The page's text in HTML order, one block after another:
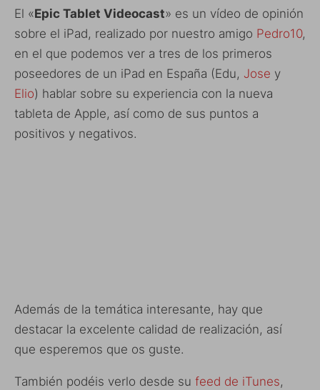
El «Epic Tablet Videocast» es un vídeo de opinión
sobre el iPad, realizado por nuestro amigo Pedro10,
en el que podemos ver a tres de los primeros
poseedores de un iPad en España (Edu, Jose y
Elio) hablar sobre su experiencia con la nueva
tableta de Apple, así como de sus puntos a
positivos y negativos.
Además de la temática interesante, hay que
destacar la excelente calidad de realización, así
que esperemos que os guste.
También podéis verlo desde su feed de iTunes,